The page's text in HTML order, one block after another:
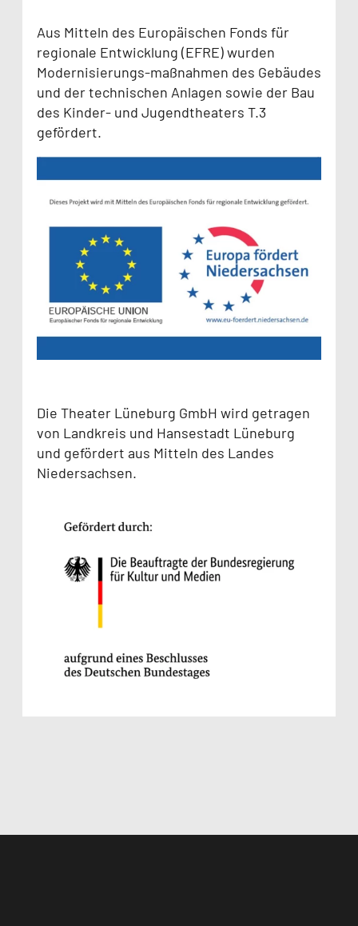
Aus Mitteln des Europäischen Fonds für
regionale Entwicklung (EFRE) wurden
Modernisierungs-maßnahmen des Gebäudes
und der technischen Anlagen sowie der Bau
des Kinder- und Jugendtheaters T.3
gefördert.
Die Theater Lüneburg GmbH wird getragen
von Landkreis und Hansestadt Lüneburg
und gefördert aus Mitteln des Landes
Niedersachsen.